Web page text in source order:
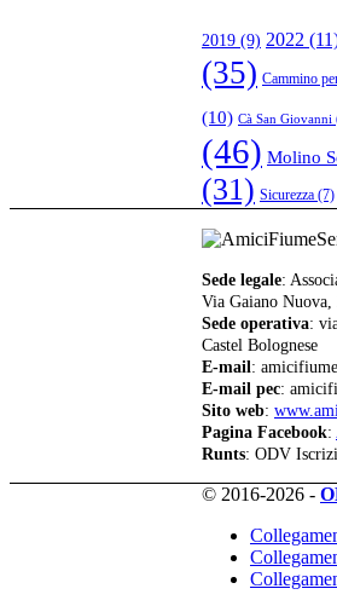
2019 (9) 2022
(35) Cammino
(10) Cà San Giovanni
(46) Molino
(31) Sicurezza (7)
Sede legale:
Via Gaiano
Sede operativa:
Castel Bolognese
E-mail :
E-mail pec:
Sito web:
Pagina Facebook:
Runts: ODV
© 2016-2026 -